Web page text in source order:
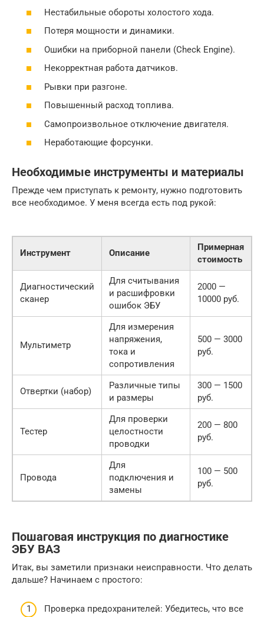
Нестабильные обороты холостого хода.
Потеря мощности и динамики.
Ошибки на приборной панели (Check Engine).
Некорректная работа датчиков.
Рывки при разгоне.
Повышенный расход топлива.
Самопроизвольное отключение двигателя.
Неработающие форсунки.
Необходимые инструменты и материалы
Прежде чем приступать к ремонту, нужно подготовить
все необходимое. У меня всегда есть под рукой:
Инструмент Описание
Примерная
стоимость
Диагностический
сканер
Для считывания
и расшифровки
ошибок ЭБУ
2000 —
10000 руб.
Мультиметр
Для измерения
напряжения,
тока и
сопротивления
500 — 3000
руб.
Отвертки (набор)
Различные типы
и размеры
300 — 1500
руб.
Тестер
Для проверки
целостности
проводки
200 — 800
руб.
Провода
Для
подключения и
замены
100 — 500
руб.
Пошаговая инструкция по диагностике
ЭБУ ВАЗ
Итак, вы заметили признаки неисправности. Что делать
дальше? Начинаем с простого:
Проверка предохранителей: Убедитесь, что все